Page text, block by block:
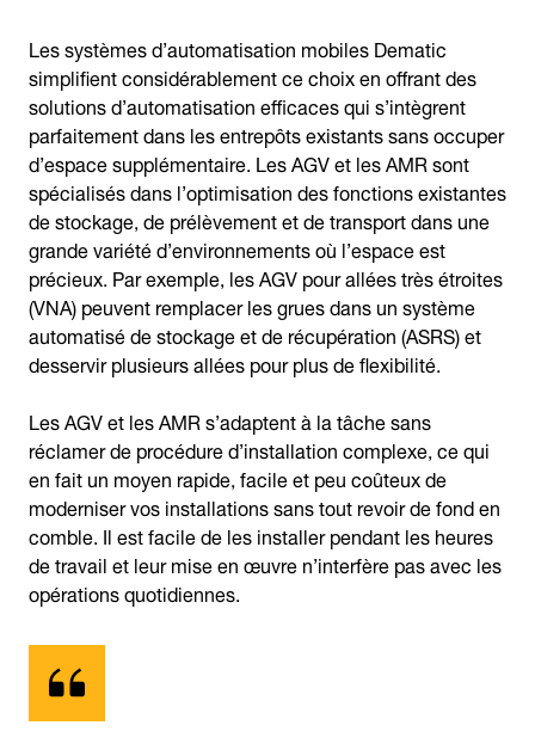
Les systèmes d’automatisation mobiles Dematic
simplifient considérablement ce choix en offrant des
solutions d’automatisation efficaces qui s’intègrent
parfaitement dans les entrepôts existants sans occuper
d’espace supplémentaire. Les AGV et les AMR sont
spécialisés dans l’optimisation des fonctions existantes
de stockage, de prélèvement et de transport dans une
grande variété d’environnements où l’espace est
précieux. Par exemple, les AGV pour allées très étroites
(VNA) peuvent remplacer les grues dans un système
automatisé de stockage et de récupération (ASRS) et
desservir plusieurs allées pour plus de flexibilité.
Les AGV et les AMR s’adaptent à la tâche sans
réclamer de procédure d’installation complexe, ce qui
en fait un moyen rapide, facile et peu coûteux de
moderniser vos installations sans tout revoir de fond en
comble. Il est facile de les installer pendant les heures
de travail et leur mise en œuvre n’interfère pas avec les
opérations quotidiennes.